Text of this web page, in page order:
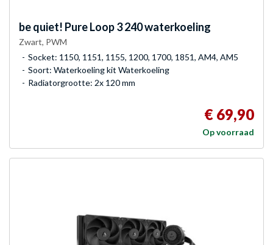
be quiet! Pure Loop 3 240 waterkoeling
Zwart, PWM
Socket: 1150, 1151, 1155, 1200, 1700, 1851, AM4, AM5
Soort: Waterkoeling kit Waterkoeling
Radiatorgrootte: 2x 120 mm
€ 69,90
Op voorraad